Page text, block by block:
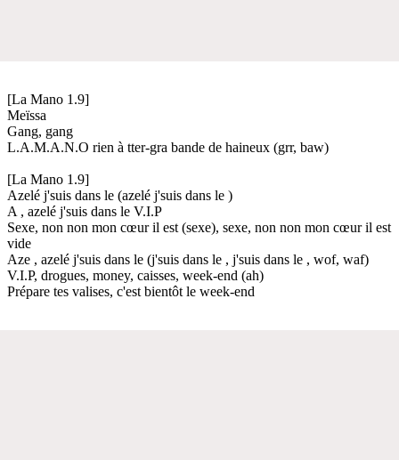
[La Mano 1.9]
Meïssa
Gang, gang
L.A.M.A.N.O rien à tter-gra bande de haineux (grr, baw)
[La Mano 1.9]
Azelé j'suis dans le (azelé j'suis dans le )
A , azelé j'suis dans le V.I.P
Sexe, non non mon cœur il est (sexe), sexe, non non mon cœur il est
vide
Aze , azelé j'suis dans le (j'suis dans le , j'suis dans le , wof, waf)
V.I.P, drogues, money, caisses, week-end (ah)
Prépare tes valises, c'est bientôt le week-end